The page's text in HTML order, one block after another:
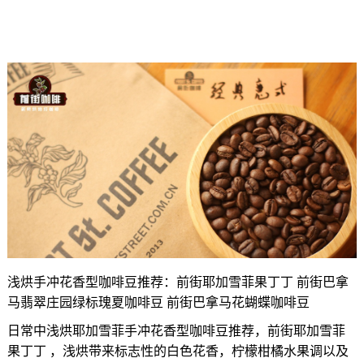
浅烘手冲花香型咖啡豆推荐：前街耶加雪菲果丁丁 前街巴拿
马翡翠庄园绿标瑰夏咖啡豆 前街巴拿马花蝴蝶咖啡豆
日常中浅烘耶加雪菲手冲花香型咖啡豆推荐，前街耶加雪菲
果丁丁 ，浅烘带来标志性的白色花香，柠檬柑橘水果调以及